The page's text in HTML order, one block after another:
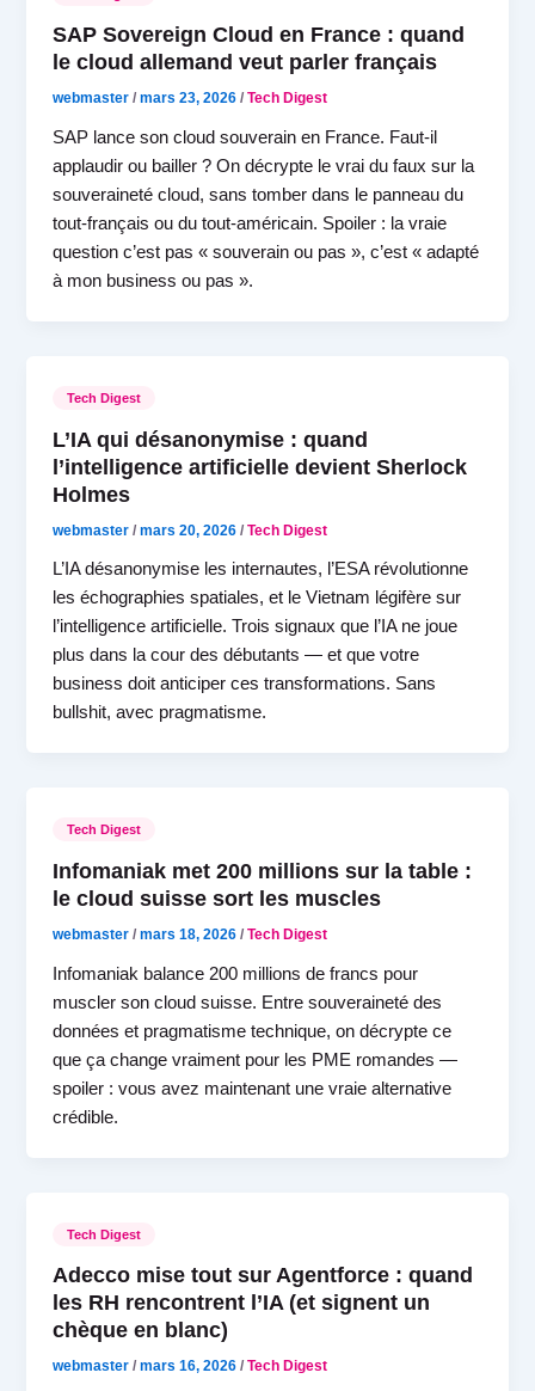
SAP Sovereign Cloud en France : quand
le cloud allemand veut parler français
webmaster/mars 23, 2026/Tech Digest
SAP lance son cloud souverain en France. Faut-il
applaudir ou bailler ? On décrypte le vrai du faux sur la
souveraineté cloud, sans tomber dans le panneau du
tout-français ou du tout-américain. Spoiler : la vraie
question c’est pas « souverain ou pas », c’est « adapté
à mon business ou pas ».
Tech Digest
L’IA qui désanonymise : quand
l’intelligence artificielle devient Sherlock
Holmes
webmaster/mars 20, 2026/Tech Digest
L’IA désanonymise les internautes, l’ESA révolutionne
les échographies spatiales, et le Vietnam légifère sur
l’intelligence artificielle. Trois signaux que l’IA ne joue
plus dans la cour des débutants — et que votre
business doit anticiper ces transformations. Sans
bullshit, avec pragmatisme.
Tech Digest
Infomaniak met 200 millions sur la table :
le cloud suisse sort les muscles
webmaster/mars 18, 2026/Tech Digest
Infomaniak balance 200 millions de francs pour
muscler son cloud suisse. Entre souveraineté des
données et pragmatisme technique, on décrypte ce
que ça change vraiment pour les PME romandes —
spoiler : vous avez maintenant une vraie alternative
crédible.
Tech Digest
Adecco mise tout sur Agentforce : quand
les RH rencontrent l’IA (et signent un
chèque en blanc)
webmaster/mars 16, 2026/Tech Digest